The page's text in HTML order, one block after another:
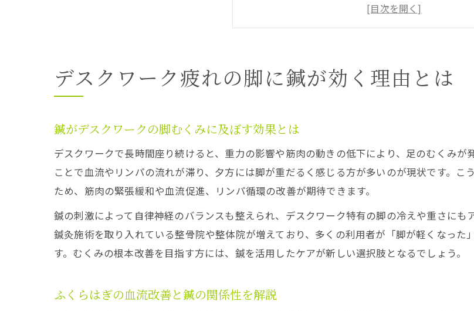
鍼刺激がデスクワーク後の足の重だるさ
鍼によるリンパ流促進で足のむくみを和
足のむくみ対策に東大和市上北台で鍼を試す
東大和市で鍼を使い足のむくみを根本改善
鍼灸接骨院でのむくみケアとその持続効
足のだるさ対策に東大和市の鍼治療が注
口コミで高評価の鍼施術でむくみを解消
鍼灸を活用した足の悩みケアの新常識
鍼灸でむくみをとることはできるのか最
足のむくみに強い鍼灸院選びのポイント
鍼灸のリンパ促進メカニズムと足の軽さ実
デスクワーク疲れの脚に鍼が効く理由とは
鍼がデスクワークの脚むくみに及ぼす効果とは
デスクワークで長時間座り続けると、重力の影響や筋肉の動きの低下により、足のむくみ
ことで血流やリンパの流れが滞り、夕方には脚が重だるく感じる方が多いのが現状です。
ため、筋肉の緊張緩和や血流促進、リンパ循環の改善が期待できます。
鍼の刺激によって自律神経のバランスも整えられ、デスクワーク特有の脚の冷えや重さにも
鍼灸施術を取り入れている整骨院や整体院が増えており、多くの利用者が「脚が軽くなっ
す。むくみの根本改善を目指す方には、鍼を活用したケアが新しい選択肢となるでしょう。
ふくらはぎの血流改善と鍼の関係性を解説